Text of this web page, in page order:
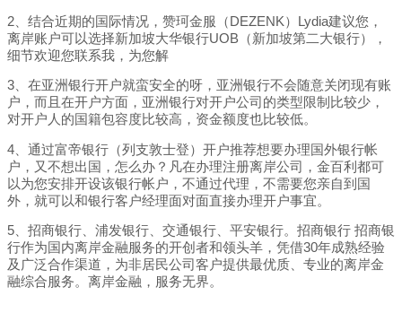
2、结合近期的国际情况，赞珂金服（DEZENK）Lydia建议您，
离岸账户可以选择新加坡大华银行UOB（新加坡第二大银行），
细节欢迎您联系我，为您解
3、在亚洲银行开户就蛮安全的呀，亚洲银行不会随意关闭现有账
户，而且在开户方面，亚洲银行对开户公司的类型限制比较少，
对开户人的国籍包容度比较高，资金额度也比较低。
4、通过富帝银行（列支敦士登）开户推荐想要办理国外银行帐
户，又不想出国，怎么办？凡在办理注册离岸公司，金百利都可
以为您安排开设该银行帐户，不通过代理，不需要您亲自到国
外，就可以和银行客户经理面对面直接办理开户事宜。
5、招商银行、浦发银行、交通银行、平安银行。招商银行 招商银
行作为国内离岸金融服务的开创者和领头羊，凭借30年成熟经验
及广泛合作渠道，为非居民公司客户提供最优质、专业的离岸金
融综合服务。离岸金融，服务无界。